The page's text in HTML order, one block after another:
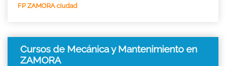
FP ZAMORA ciudad
Cursos de Mecánica y Mantenimiento en
ZAMORA